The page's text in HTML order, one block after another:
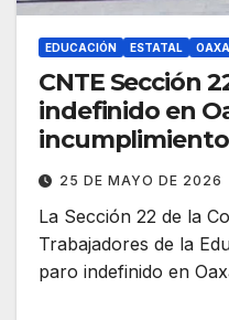
EDUCACIÓN ESTATAL
CNTE Sección
indefinido en
25 DE MAYO DE 2026
La Sección 22 de la
Trabajadores de la
paro indefinido en